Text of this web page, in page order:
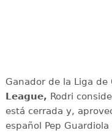
Ganador de la Liga de
League, Rodri
está cerrada y,
español Pep